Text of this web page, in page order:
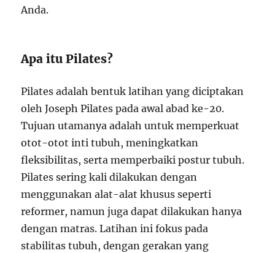
Anda.
Apa itu Pilates?
Pilates adalah bentuk latihan yang diciptakan
oleh Joseph Pilates pada awal abad ke-20.
Tujuan utamanya adalah untuk memperkuat
otot-otot inti tubuh, meningkatkan
fleksibilitas, serta memperbaiki postur tubuh.
Pilates sering kali dilakukan dengan
menggunakan alat-alat khusus seperti
reformer, namun juga dapat dilakukan hanya
dengan matras. Latihan ini fokus pada
stabilitas tubuh, dengan gerakan yang